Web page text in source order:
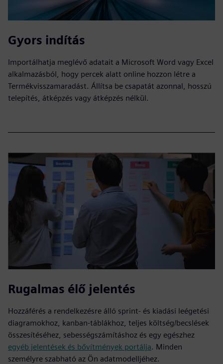
Gyors indítás
Importálhatja meglévő adatait a Microsoft Word vagy Excel
alkalmazásból, hogy percek alatt online hozzon létre a
Termékvisszamaradást. Állítsa be csapatát azonnal, hosszú
telepítés, átképzés vagy átképzés nélkül.
Rugalmas élő jelentés
Hozzáférés a rendelkezésre álló sprint- és kiadási leégetési
diagramokhoz, kanban-táblákhoz, teljes költség/becslések
összesítéséhez, sebességszámításhoz és egy egészhez
egyéb jelentések és bővítmények portálja. Minden
személyre szabható az Ön adatmodelljéhez.